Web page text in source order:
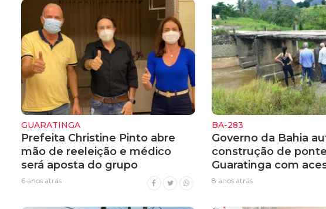
GUARATINGA
Prefeita Christine Pinto abre
mão de reeleição e médico
será aposta do grupo
6 anos atrás
BA-283
Governo da Bahia
construção de
Guaratinga com
8 anos atrás